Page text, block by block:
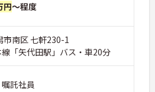
円～程度
市南区 七軒230-1
線「矢代田駅」バス・車20分
託社員